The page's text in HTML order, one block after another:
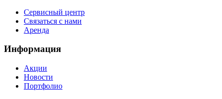
Сервисный центр
Связаться с нами
Аренда
Информация
Акции
Новости
Портфолио